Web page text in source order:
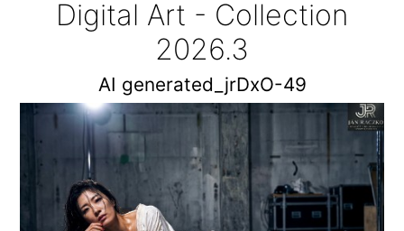
Digital Art - Collection
2026.3
AI generated_jrDxO-49